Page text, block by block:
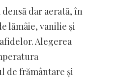
dar aerată, în
lămâie, vanilie și
Alegerea
de frământare și